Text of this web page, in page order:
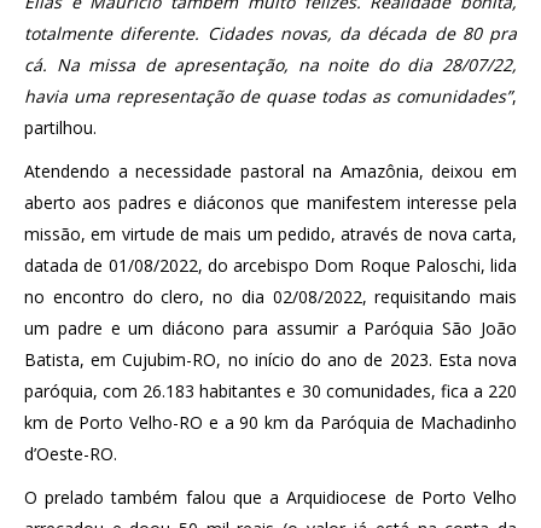
totalmente diferente. Cidades novas, da década de 80 pra
cá. Na missa de apresentação, na noite do dia 28/07/22,
havia uma representação de quase todas as comunidades”,
partilhou.
Atendendo a necessidade pastoral na Amazônia, deixou em
aberto aos padres e diáconos que manifestem interesse pela
missão, em virtude de mais um pedido, através de nova carta,
datada de 01/08/2022, do arcebispo Dom Roque Paloschi, lida
no encontro do clero, no dia 02/08/2022, requisitando mais
um padre e um diácono para assumir a Paróquia São João
Batista, em Cujubim-RO, no início do ano de 2023. Esta nova
paróquia, com 26.183 habitantes e 30 comunidades, fica a 220
km de Porto Velho-RO e a 90 km da Paróquia de Machadinho
d’Oeste-RO.
O prelado também falou que a Arquidiocese de Porto Velho